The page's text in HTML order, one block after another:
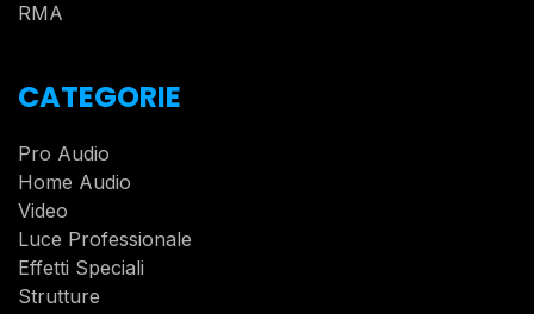
RMA
CATEGORIE
Pro Audio
Home Audio
Video
Luce Professionale
Effetti Speciali
Strutture